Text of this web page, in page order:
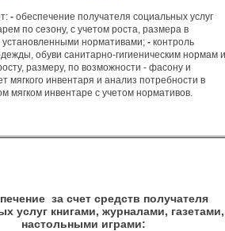
- обеспечение получателя социальных услуг
по сезону, с учетом роста, размера в
установленными нормативами; - контроль
обуви санитарно-гигиеническим нормам и
размеру, по возможности - фасону и
мягкого инвентаря и анализ потребности в
мягком инвентаре с учетом
за счет средств получателя
услуг книгами, журналами, газетами,
настольными играми: